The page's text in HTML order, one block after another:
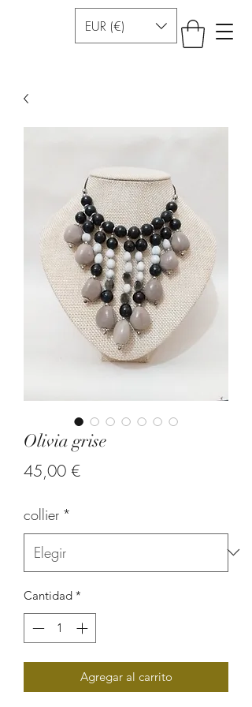
EUR (€)
Olivia grise
45,00 €Precio
collier *
Cantidad *
Agregar al carrito